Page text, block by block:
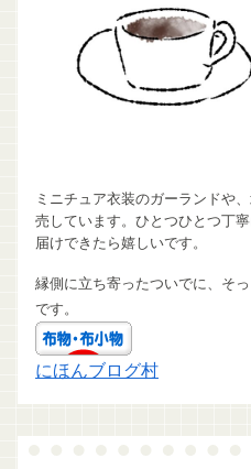
ミニチュア衣装のガーランドや
売しています。ひとつひとつ丁
届けできたら嬉しいです。
縁側に立ち寄ったついでに、そ
です。
にほんブログ村